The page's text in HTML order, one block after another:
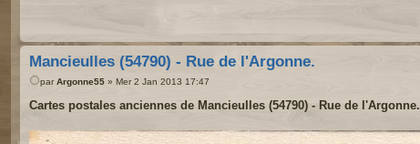
Mancieulles (54790) - Rue de l'Argonne.
par Argonne55 » Mer 2 Jan 2013 17:47
Cartes postales anciennes de Mancieulles (54790) - Rue de l'Argonne.